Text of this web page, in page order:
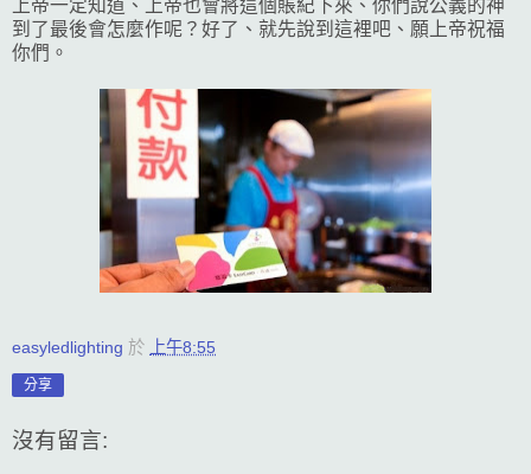
上帝一定知道、上帝也會將這個賬紀下來、你們說公義的神
到了最後會怎麼作呢？好了、就先說到這裡吧、願上帝祝福
你們。
easyledlighting 於 上午8:55
分享
沒有留言: